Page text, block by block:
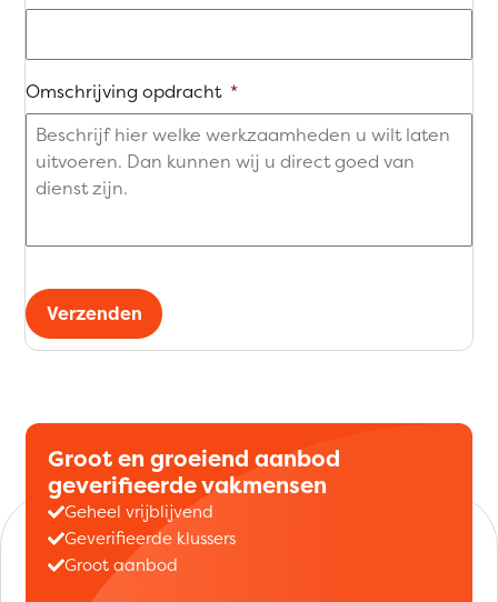
Omschrijving opdracht *
Verzenden
Groot en groeiend aanbod
geverifieerde vakmensen
Geheel vrijblijvend
Geverifieerde klussers
Groot aanbod